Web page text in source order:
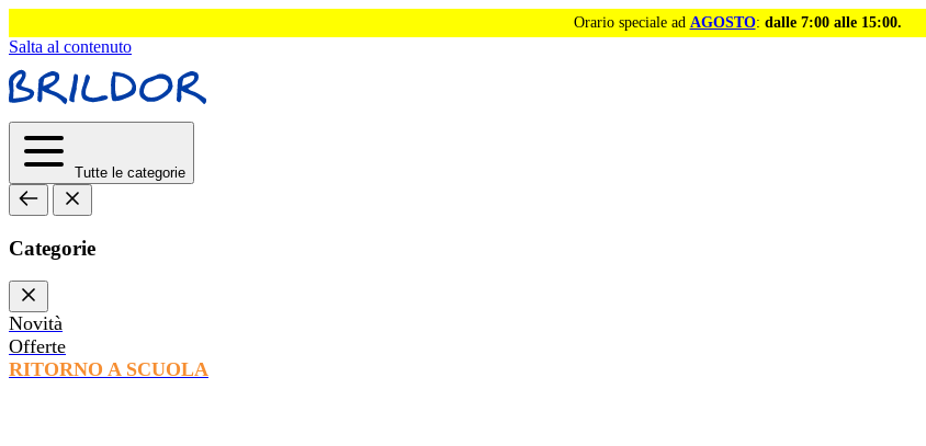
Orario speciale ad AGOSTO: dalle 7:00 alle 15:00.
Salta al contenuto
Tutte le categorie
Categorie
Novità
Offerte
RITORNO A SCUOLA